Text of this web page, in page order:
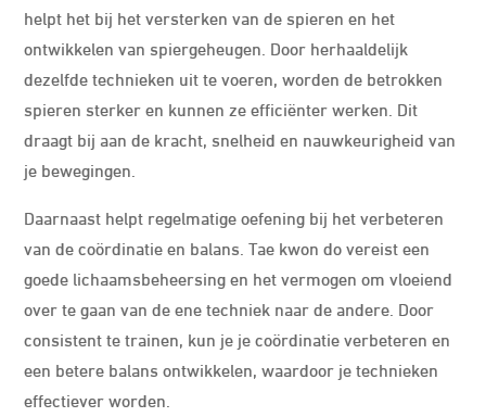
helpt het bij het versterken van de spieren en het
ontwikkelen van spiergeheugen. Door herhaaldelijk
dezelfde technieken uit te voeren, worden de betrokken
spieren sterker en kunnen ze efficiënter werken. Dit
draagt ​​bij aan de kracht, snelheid en nauwkeurigheid van
je bewegingen.
Daarnaast helpt regelmatige oefening bij het verbeteren
van de coördinatie en balans. Tae kwon do vereist een
goede lichaamsbeheersing en het vermogen om vloeiend
over te gaan van de ene techniek naar de andere. Door
consistent te trainen, kun je je coördinatie verbeteren en
een betere balans ontwikkelen, waardoor je technieken
effectiever worden.